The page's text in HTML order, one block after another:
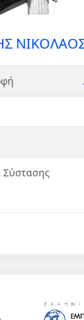
Σύστασης